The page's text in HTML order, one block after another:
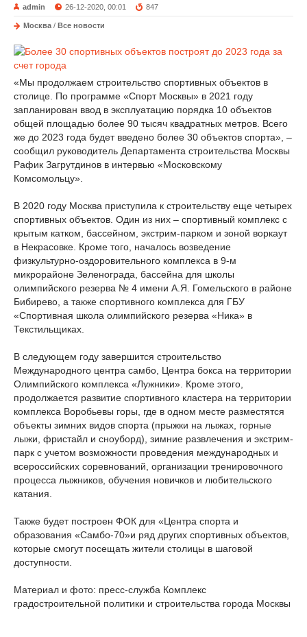
admin 26-12-2020, 00:01 847
Москва / Все новости
«Мы продолжаем строительство спортивных объектов в
столице. По программе «Спорт Москвы» в 2021 году
запланирован ввод в эксплуатацию порядка 10 объектов
общей площадью более 90 тысяч квадратных метров. Всего
же до 2023 года будет введено более 30 объектов спорта», –
сообщил руководитель Департамента строительства Москвы
Рафик Загрутдинов в интервью «Московскому
Комсомольцу».
В 2020 году Москва приступила к строительству еще четырех
спортивных объектов. Один из них – спортивный комплекс с
крытым катком, бассейном, экстрим-парком и зоной воркаут
в Некрасовке. Кроме того, началось возведение
физкультурно-оздоровительного комплекса в 9-м
микрорайоне Зеленограда, бассейна для школы
олимпийского резерва № 4 имени А.Я. Гомельского в районе
Бибирево, а также спортивного комплекса для ГБУ
«Спортивная школа олимпийского резерва «Ника» в
Текстильщиках.
В следующем году завершится строительство
Международного центра самбо, Центра бокса на территории
Олимпийского комплекса «Лужники». Кроме этого,
продолжается развитие спортивного кластера на территории
комплекса Воробьевы горы, где в одном месте разместятся
объекты зимних видов спорта (прыжки на лыжах, горные
лыжи, фристайл и сноуборд), зимние развлечения и экстрим-
парк с учетом возможности проведения международных и
всероссийских соревнований, организации тренировочного
процесса лыжников, обучения новичков и любительского
катания.
Также будет построен ФОК для «Центра спорта и
образования «Самбо-70»и ряд других спортивных объектов,
которые смогут посещать жители столицы в шаговой
доступности.
Материал и фото: пресс-служба Комплекс
градостроительной политики и строительства города Москвы